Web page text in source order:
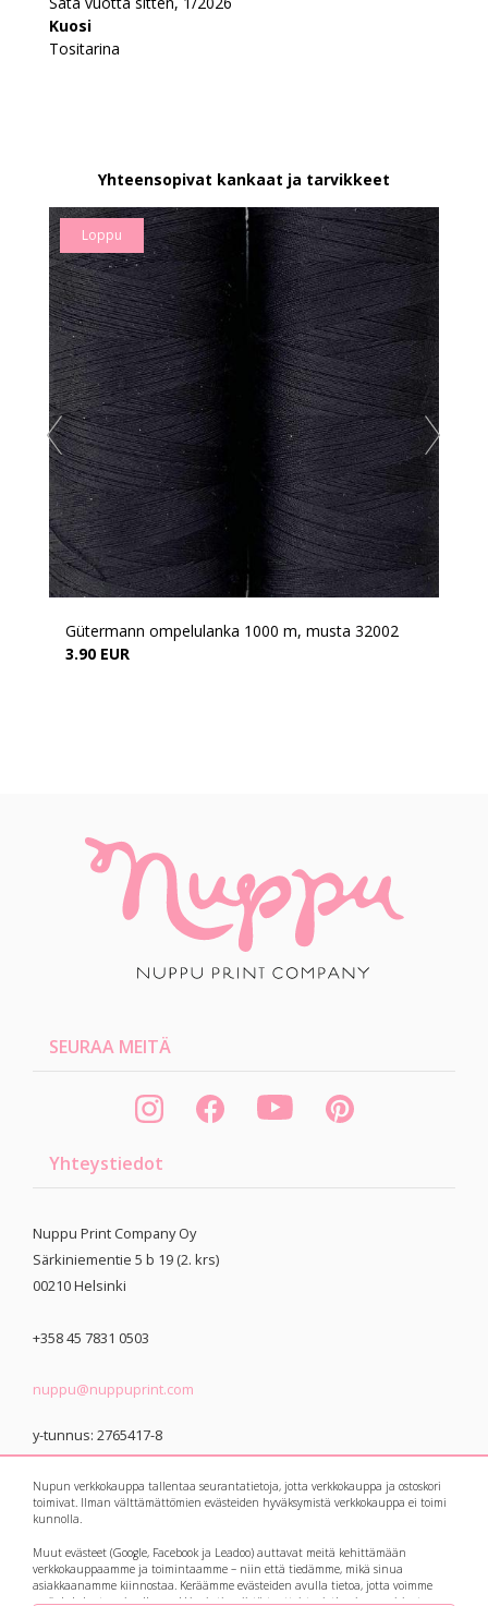
Kuosi
Tositarina
Yhteensopivat kankaat ja tarvikkeet
Loppu
Gütermann ompelulanka 1000 m, musta 32002
3.90 EUR
SEURAA MEITÄ
Yhteystiedot
Nuppu Print Company Oy
Särkiniementie 5 b 19 (2. krs)
00210Helsinki
+358 45 7831 0503
nuppu@nuppuprint.com
y-tunnus: 2765417-8
© 2021 Nuppu Print
Company
Tietosuojaseloste
Nupun verkkokauppa tallentaa seurantatietoja, jotta verkkokauppa ja ostoskori
toimivat. Ilman välttämättömien evästeiden hyväksymistä verkkokauppa ei toimi
kunnolla.
Muut evästeet (Google, Facebook ja Leadoo) auttavat meitä kehittämään
verkkokauppaamme ja toimintaamme – niin että tiedämme, mikä sinua
asiakkaanamme kiinnostaa. Keräämme evästeiden avulla tietoa, jotta voimme
myös kohdentaa sinulle markkinointia niistä tuotteista, jotka sinua voisivat